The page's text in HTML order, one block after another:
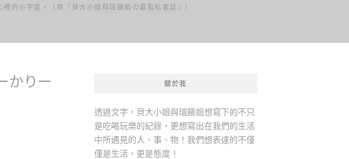
的小宇宙。（原『貝大小姐與瑞餚姐の囂脂私蜜話』）
かりー 關於我
透過文字，貝大小姐與瑞餚姐想寫下的不只
是吃喝玩樂的紀錄，更想寫出在我們的生活
中所遇見的人、事、物！我們想表達的不僅
僅是生活，更是態度！